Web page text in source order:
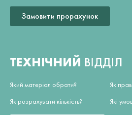
Замовити прорахунок
ТЕХНІЧНИЙ ВІДДІЛ
Який матеріал обрати?
Як розрахувати кількість?
Як
Які